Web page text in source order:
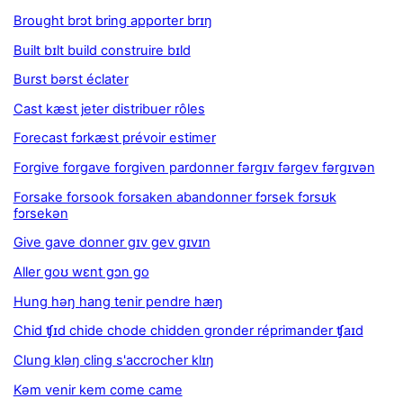
Brought brɔt bring apporter brɪŋ
Built bɪlt build construire bɪld
Burst bərst éclater
Cast kæst jeter distribuer rôles
Forecast fɔrkæst prévoir estimer
Forgive forgave forgiven pardonner fərgɪv fərgev fərgɪvən
Forsake forsook forsaken abandonner fɔrsek fɔrsʊk
fɔrsekən
Give gave donner gɪv gev gɪvɪn
Aller goʊ wɛnt gɔn go
Hung həŋ hang tenir pendre hæŋ
Chid ʧɪd chide chode chidden gronder réprimander ʧaɪd
Clung kləŋ cling s'accrocher klɪŋ
Kəm venir kem come came